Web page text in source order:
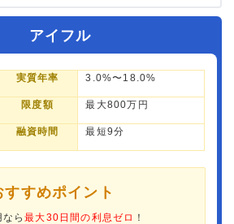
アイフル
実質年率 3.0%〜18.0%
限度額 最大800万円
融資時間 最短9分
すすめポイント
なら最大30日間の利息ゼロ ！